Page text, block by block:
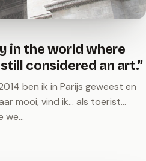
in the world where
considered an art.”
ben ik in Parijs geweest en
mooi, vind ik... als toerist...
we…